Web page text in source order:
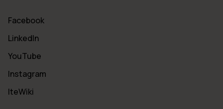
Facebook
LinkedIn
YouTube
Instagram
IteWiki